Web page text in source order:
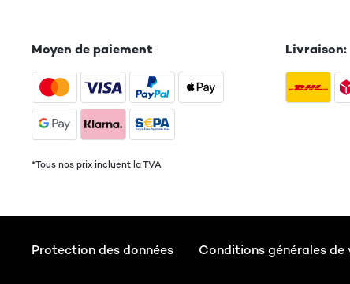
Moyen de paiement
*Tous nos prix incluent la TVA
Livraison:
Protection des données Conditions générales de